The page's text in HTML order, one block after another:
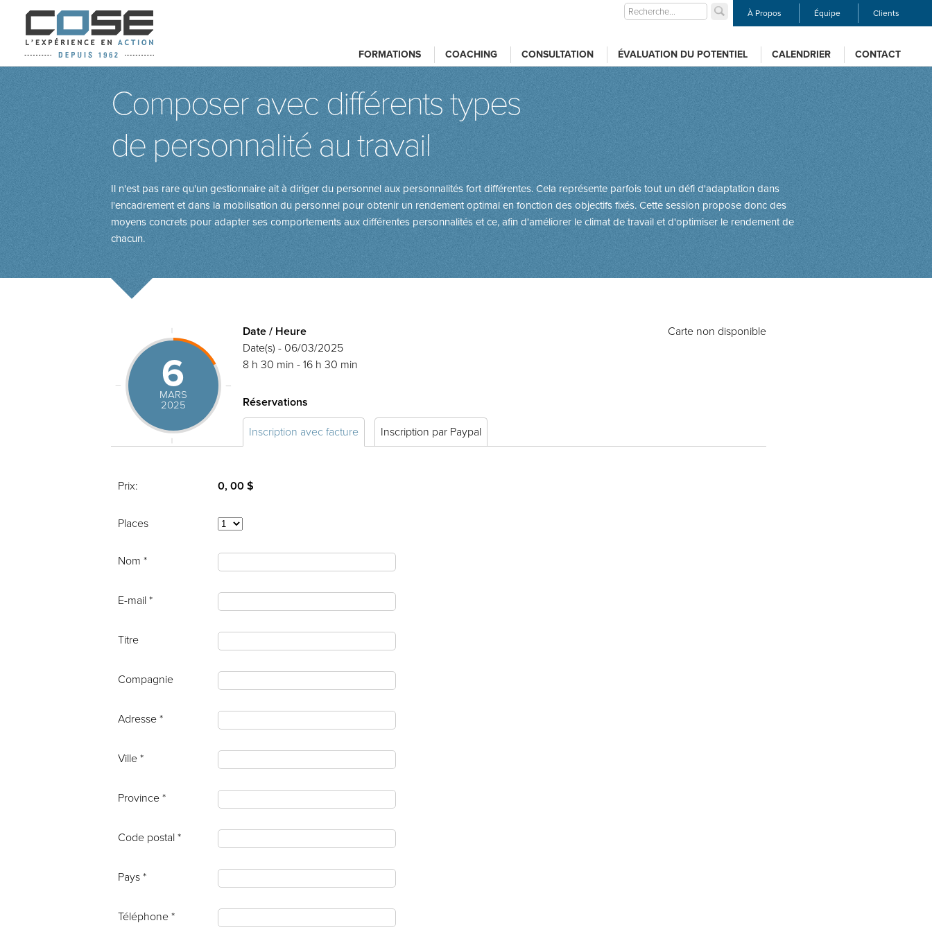
À Propos Équipe Clients
FORMATIONS COACHING CONSULTATION ÉVALUATION DU POTENTIEL CALENDRIER CONTACT
Composer avec différents types
de personnalité au travail
Il n'est pas rare qu'un gestionnaire ait à diriger du personnel aux personnalités fort différentes. Cela représente parfois tout un défi d'adaptation dans
l'encadrement et dans la mobilisation du personnel pour obtenir un rendement optimal en fonction des objectifs fixés. Cette session propose donc des
moyens concrets pour adapter ses comportements aux différentes personnalités et ce, afin d'améliorer le climat de travail et d'optimiser le rendement de
chacun.
6
MARS
2025
Carte non disponible
Date / Heure
Date(s) - 06/03/2025
8 h 30 min - 16 h 30 min
Réservations
Inscription avec facture Inscription par Paypal
Prix: 0, 00 $
Places
Nom *
E-mail *
Titre
Compagnie
Adresse *
Ville *
Province *
Code postal *
Pays *
Téléphone *